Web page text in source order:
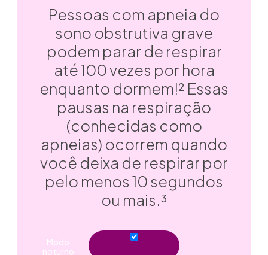
Pessoas com apneia do
sono obstrutiva grave
podem parar de respirar
até 100 vezes por hora
enquanto dormem!² Essas
pausas na respiração
(conhecidas como
apneias) ocorrem quando
você deixa de respirar por
pelo menos 10 segundos
ou mais.³
Modo
noturno